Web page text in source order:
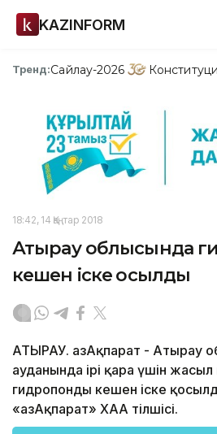
KAZINFORM
Тренд:Сайлау-2026
18:42, 14 Қаңтар 2018
Атырау облысында
кешен іске қосылды
АТЫРАУ. ҚазАқпарат - Атырау
ауданында ірі қара үшін жасыл
гидропонды кешен іске
«ҚазАқпарат» ХАА тілшісі.